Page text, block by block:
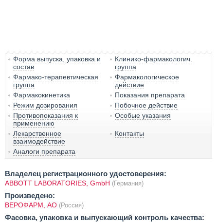
Форма выпуска, упаковка и
состав
Клинико-фармакологич.
группа
Фармако-терапевтическая
группа
Фармакологическое
действие
Фармакокинетика
Показания препарата
Режим дозирования
Побочное действие
Противопоказания к
применению
Особые указания
Лекарственное
взаимодействие
Контакты
Аналоги препарата
Владелец регистрационного удостоверения:
ABBOTT LABORATORIES, GmbH (Германия)
Произведено:
ВЕРОФАРМ, АО (Россия)
Фасовка, упаковка и выпускающий контроль качества: